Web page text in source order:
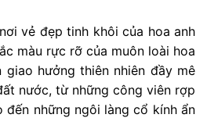
vẻ đẹp tinh khôi của hoa anh
màu rực rỡ của muôn loài hoa
hưởng thiên nhiên đầy mê
nước, từ những công viên rợp
đến những ngôi làng cổ kính ẩn